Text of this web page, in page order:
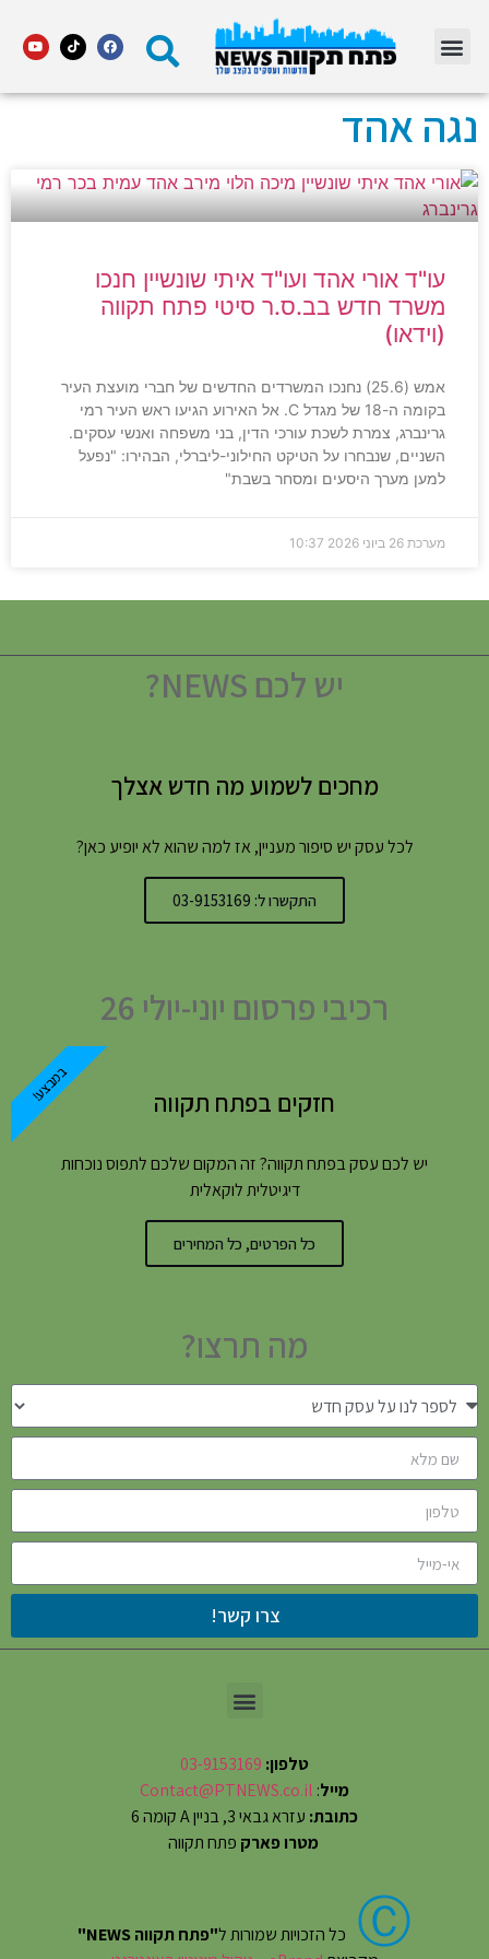
נגה אהד
עו"ד אורי אהד ועו"ד איתי שונשיין חנכו
משרד חדש בב.ס.ר סיטי פתח תקווה
(וידאו)
אמש (25.6) נחנכו המשרדים החדשים של חברי מועצת העיר
בקומה ה-18 של מגדל C. אל האירוע הגיעו ראש העיר רמי
גרינברג, צמרת לשכת עורכי הדין, בני משפחה ואנשי עסקים.
השניים, שנבחרו על הטיקט החילוני-ליברלי, הבהירו: "נפעל
למען מערך היסעים ומסחר בשבת"
מערכת 26 ביוני 2026 10:37
יש לכם NEWS?
מחכים לשמוע מה חדש אצלך
לכל עסק יש סיפור מעניין, אז למה שהוא לא יופיע כאן?
התקשרו ל: 03-9153169
רכיבי פרסום יוני-יולי 26
חזקים בפתח תקווה
יש לכם עסק בפתח תקווה? זה המקום שלכם לתפוס נוכחות
דיגיטלית לוקאלית
כל הפרטים, כל המחירים
במבצע!
מה תרצו?
צרו קשר!
טלפון: 03-9153169
מייל:
Contact@PTNEWS.co.il
כתובת: עזרא גבאי 3, בניין A קומה 6
מטרו פארק פתח תקווה
Ⓒ כל הזכויות שמורות ל"פתח תקווה NEWS"